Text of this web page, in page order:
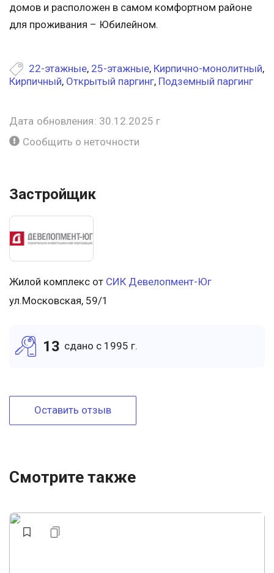
домов и расположен в самом комфортном районе
для проживания – Юбилейном.
22-этажные, 25-этажные, Кирпично-монолитный,
Кирпичный, Открытый паргинг, Подземный паргинг
Дата обновления: 30.12.2025 г
Сообщить о неточности
Застройщик
Жилой комплекс от СИК Девелопмент-Юг
ул.Московская, 59/1
13 cдано c 1995 г.
Оставить отзыв
Смотрите также